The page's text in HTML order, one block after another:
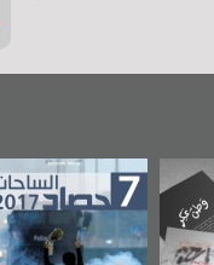
عن
حصاد 2017